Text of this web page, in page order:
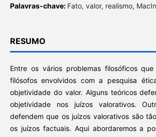
Palavras-chave: Fato, valor, realismo,
RESUMO
Entre os vários problemas filosóficos
filósofos envolvidos com a pesquisa
objetividade do valor. Alguns teóricos
objetividade nos juízos valorativos.
defendem que os juízos valorativos são
os juízos factuais. Aqui abordaremos a